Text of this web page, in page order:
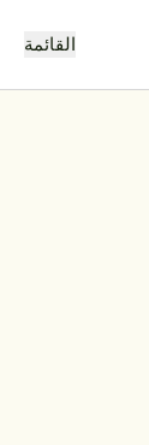
القائمة